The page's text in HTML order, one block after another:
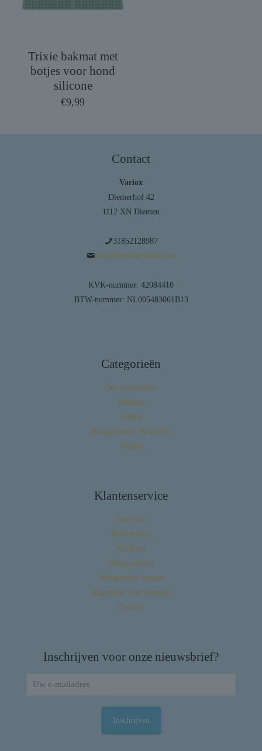
Trixie bakmat met
botjes voor hond
silicone
€9,99
Contact
Variox
Diemerhof 42
1112 XN Diemen
31852128987
info@huisdierplaza.com
KVK-nummer: 42084410
BTW-nummer: NL005483061B13
Categorieën
Ons assortiment
Honden
Katten
Knaagdieren / Konijnen
Vogels
Klantenservice
Over ons
Retourneren
Klachten
Privacybeleid
Veelgestelde vragen
Algemene Voorwaarden
Contact
Inschrijven voor onze nieuwsbrief?